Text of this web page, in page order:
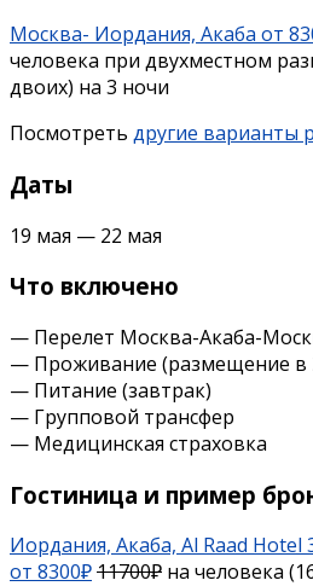
Москва- Иордания, Акаба от
человека при двухместном
двоих) на 3 ночи
Посмотреть другие варианты
Даты
19 мая — 22 мая
Что включено
— Перелет Москва-Акаба-
— Проживание (размещение в
— Питание (завтрак)
— Групповой трансфер
— Медицинская страховка
Гостиница и пример
Иордания, Акаба, Al Raad
от 8300₽11700₽ на человека